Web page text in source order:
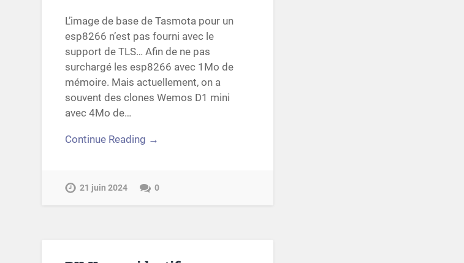
L’image de base de Tasmota pour un
esp8266 n’est pas fourni avec le
support de TLS… Afin de ne pas
surchargé les esp8266 avec 1Mo de
mémoire. Mais actuellement, on a
souvent des clones Wemos D1 mini
avec 4Mo de…
Continue Reading →
21 juin 2024 0